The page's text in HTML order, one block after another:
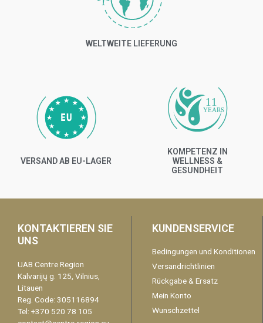
WELTWEITE LIEFERUNG
VERSAND AB EU-LAGER
11
YEARS
KOMPETENZ IN
WELLNESS &
GESUNDHEIT
KONTAKTIEREN SIE
UNS
UAB Centre Region
Kalvarijų g. 125, Vilnius,
Litauen
Reg. Code: 305116894
Tel: +370 520 78 105
KUNDENSERVICE
Bedingungen und Konditionen
Versandrichtlinien
Rückgabe & Ersatz
Mein Konto
Wunschzettel